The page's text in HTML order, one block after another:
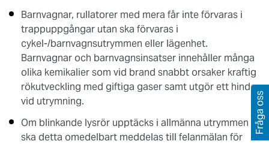
Barnvagnar, rullatorer med mera får inte förvaras i
trappuppgångar utan ska förvaras i
cykel-/barnvagnsutrymmen eller lägenhet.
Barnvagnar och barnvagnsinsatser innehåller många
olika kemikalier som vid brand snabbt orsaker kraftig
rökutveckling med giftiga gaser samt utgör ett hinder
vid utrymning.
Om blinkande lysrör upptäcks i allmänna utrymmen
ska detta omedelbart meddelas till felanmälan för
Fråga oss